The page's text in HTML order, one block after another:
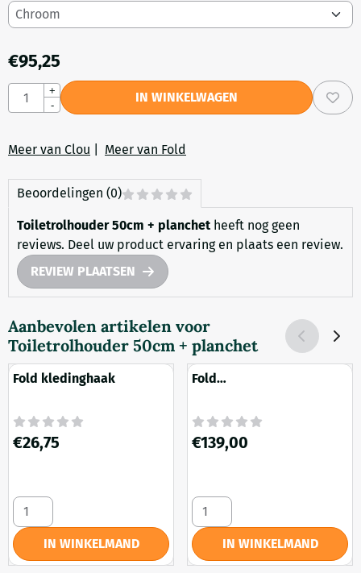
€95,25
Aantal
+
-
IN WINKELWAGEN
Meer van Clou Meer van Fold
Beoordelingen (0)
Toiletrolhouder 50cm + planchet heeft nog geen
reviews. Deel uw product ervaring en plaats een review.
REVIEW PLAATSEN
Aanbevolen artikelen voor
Toiletrolhouder 50cm + planchet
Fold kledinghaak
Prijs: 26,75
€26,75
Aantal kiezen voor Fold kledinghaak
IN WINKELMAND
Fold
Prijs: 139,00
€139,00
Aantal kiezen voor Fold
IN WINKELMAND